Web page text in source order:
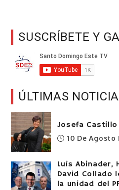
SUSCRÍBETE Y
ÚLTIMAS
Josefa
10 De Agosto
Luis Abinader,
David Collado
la unidad del